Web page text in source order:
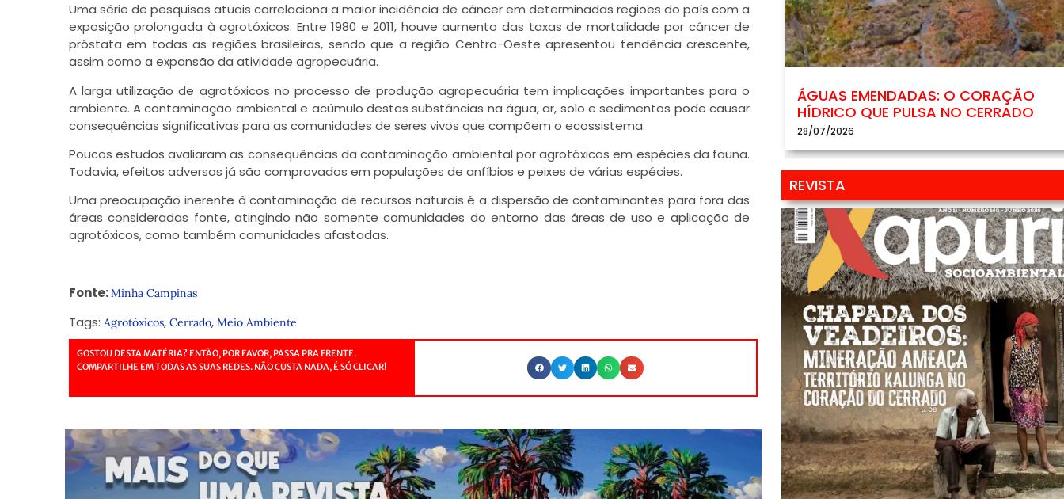
Uma série de pesquisas atuais correlaciona a maior incidência de câncer em determinadas regiões do país com a
exposição prolongada à agrotóxicos. Entre 1980 e 2011, houve aumento das taxas de mortalidade por câncer de
próstata em todas as regiões brasileiras, sendo que a região Centro-Oeste apresentou tendência crescente,
assim como a expansão da atividade agropecuária.
A larga utilização de agrotóxicos no processo de produção agropecuária tem implicações importantes para o
ambiente. A contaminação ambiental e acúmulo destas substâncias na água, ar, solo e sedimentos pode causar
consequências significativas para as comunidades de seres vivos que compõem o ecossistema.
Poucos estudos avaliaram as consequências da contaminação ambiental por agrotóxicos em espécies da fauna.
Todavia, efeitos adversos já são comprovados em populações de anfíbios e peixes de várias espécies.
Uma preocupação inerente à contaminação de recursos naturais é a dispersão de contaminantes para fora das
áreas consideradas fonte, atingindo não somente comunidades do entorno das áreas de uso e aplicação de
agrotóxicos, como também comunidades afastadas.
Fonte:Minha Campinas
Tags: Agrotóxicos, Cerrado, Meio Ambiente
GOSTOU DESTA MATÉRIA? ENTÃO, POR FAVOR, PASSA PRA FRENTE.
COMPARTILHE EM TODAS AS SUAS REDES. NÃO CUSTA NADA, É SÓ CLICAR!
ÁGUAS EMENDADAS: O CORAÇÃO
HÍDRICO QUE PULSA NO CERRADO
28/07/2026
REVISTA